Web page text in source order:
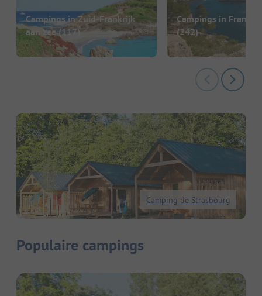
Campings in Zuid-Frankrijk
aan zee(117)
Campings in
(242)
Camping de Strasbourg
Populaire campings